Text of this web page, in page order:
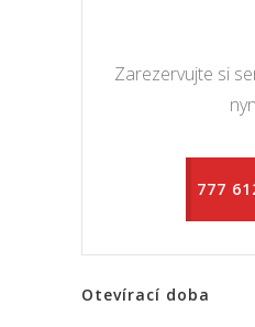
Zarezervujte si
777
Otevírací doba